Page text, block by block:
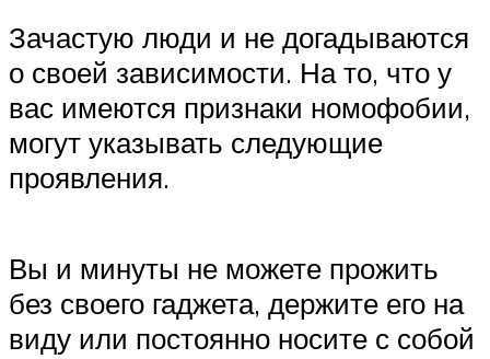
Зачастую люди и не догадываются
о своей зависимости. На то, что у
вас имеются признаки номофобии,
могут указывать следующие
проявления.
Вы и минуты не можете прожить
без своего гаджета, держите его на
виду или постоянно носите с собой